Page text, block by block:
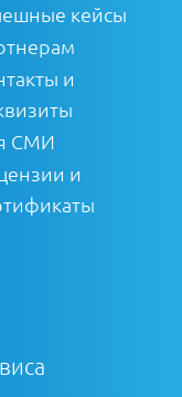
кейсы
и
СМИ
и